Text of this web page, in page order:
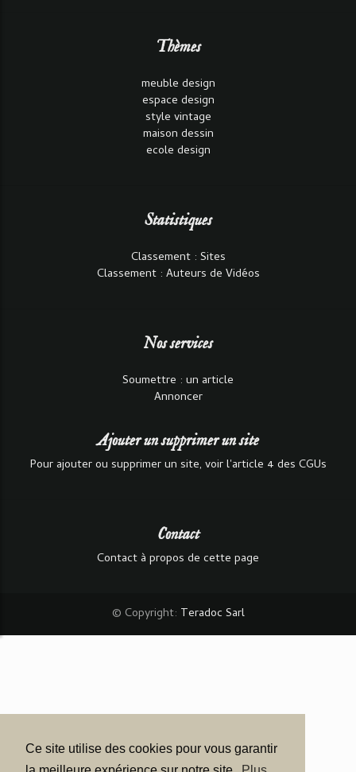
Ce site utilise des cookies pour vous garantir
Thèmes
meuble design
espace design
style vintage
maison dessin
ecole design
Statistiques
Classement : Sites
Classement : Auteurs de Vidéos
Nos services
Soumettre : un article
Annoncer
Ajouter un supprimer un site
Pour ajouter ou supprimer un site, voir l'article 4 des CGUs
Contact
Contact à propos de cette page
© Copyright: Teradoc Sarl